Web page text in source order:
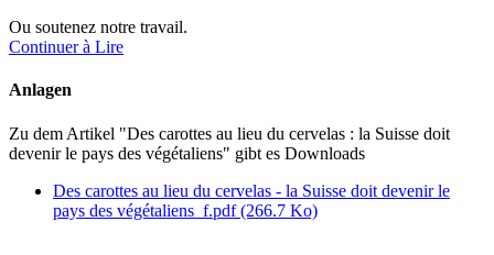
Ou soutenez notre travail.
Continuer à Lire
Anlagen
Zu dem Artikel "Des carottes au lieu du cervelas : la Suisse doit
devenir le pays des végétaliens" gibt es Downloads
Des carottes au lieu du cervelas - la Suisse doit devenir le
pays des végétaliens_f.pdf(266.7 Ko)